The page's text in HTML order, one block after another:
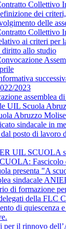
Collettivo
dei
delle
Collettivo
ai criteri per
diritto allo studio
2023
assemblea
UIL Scuola
Abruzzo
sindacale in
posto di lavoro
UIL SCUOLA
Fascicolo
presenta "A
sindacale
di formazione
della FLC
di quiescenza
per il rinnovo